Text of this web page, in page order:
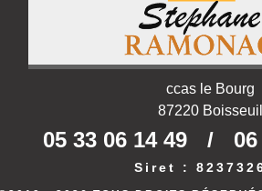
ccas le Bourg
87220 Boisseuil
05 33 06 14 49 /
Siret :